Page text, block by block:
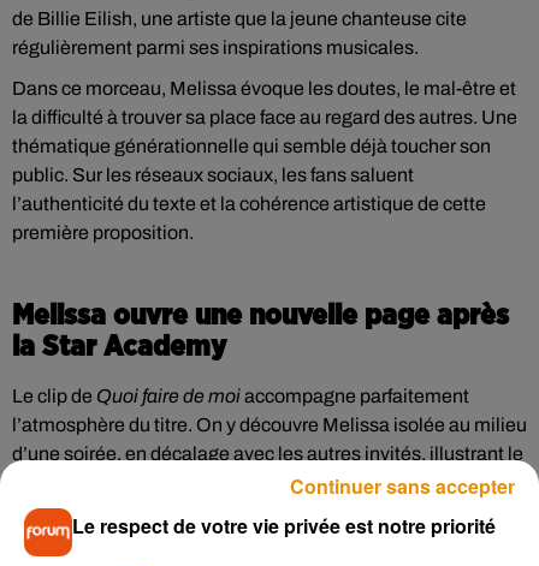
de Billie Eilish, une artiste que la jeune chanteuse cite
régulièrement parmi ses inspirations musicales.
Dans ce morceau, Melissa évoque les doutes, le mal-être et
la difficulté à trouver sa place face au regard des autres. Une
thématique générationnelle qui semble déjà toucher son
public. Sur les réseaux sociaux, les fans saluent
l’authenticité du texte et la cohérence artistique de cette
première proposition.
Melissa ouvre une nouvelle page après
la Star Academy
Le clip de Quoi faire de moiaccompagne parfaitement
l’atmosphère du titre. On y découvre Melissa isolée au milieu
d’une soirée, en décalage avec les autres invités, illustrant le
sentiment d’inconfort et de solitude décrit dans les paroles.
« J'sais pas quoi faire de moi parfois / J'me sens mieux un
peu plus loin des gens » chante-t-elle dans le refrain.
Le respect de votre vie privée est notre priorité
Continuer sans accepter